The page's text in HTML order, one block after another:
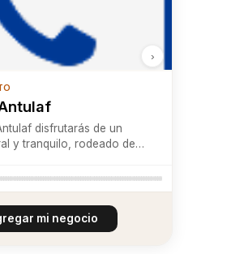
disfrutarás de un
y tranquilo, rodeado de
y a pocos pasos del río
minutos del centro de
cabañas están totalmente
›
mi negocio